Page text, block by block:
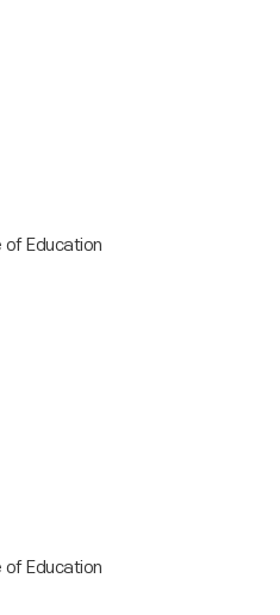
of Education
of Education